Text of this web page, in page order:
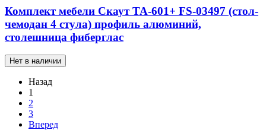
Комплект мебели Скаут ТА-601+ FS-03497 (стол-
чемодан 4 стула) профиль алюминий,
столешница фиберглас
Нет в наличии
Назад
1
2
3
Вперед